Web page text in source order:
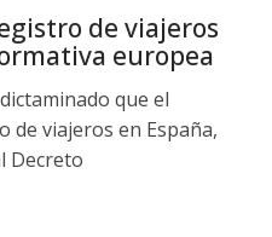
de viajeros
europea
que el
de viajeros en España,
Decreto